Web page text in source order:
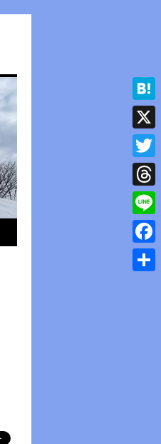
Hatena
X
Twitter
Line